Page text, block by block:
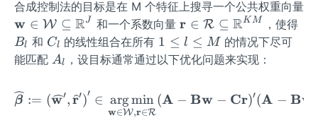
{\p
rim
e}
{\p
rim
e}
\in
ath
{2,
l}\l
dot
s,B
_
l})
\in
_
{2,
l}\l
dot
{K,
(b_
{j1,
l},\l
dot
s,b_
_0,
_{k,
l}=
(c_
{k1,
s,c_
{kT
l
J
+
K
M
合成控制法的目标是在 M 个特征上搜寻一个公共权重向量
\ma
thbf
{w}
\ma
thca
w ∈ W ⊆ RJ 和一个系数向量\m
ath
bf
\m
r ∈ R ⊆ RKM ，使得B
Bl 和 C
_
Cl 的线性组合在所有 1
\l
\l
1 ≤ l ≤ M 的情况下尽可
能匹配 A
Al ，设目标通常通过以下优化问题来实现：
β := (w′,r′)′ ∈
w∈W,r∈R
argmin (A − Bw − Cr)′(A − Bw